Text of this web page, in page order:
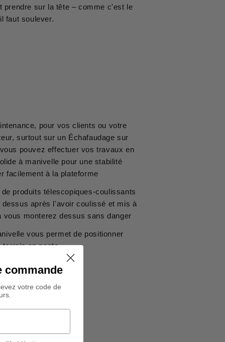
prendre sur la tête – comme c'est le
faut soulever.
pour vos clients ou votre
surtout sur un Échafaudage sur
pouvez effectuer vos travaux en
à manivelle pour une stabilité
facilement à la plateforme
produits télescopiques-coulissants
après l'avoir coulissé et mis à
vous monterez dessus sans danger
vous permet de positionner
en pente.
: 1
commande
votre code de